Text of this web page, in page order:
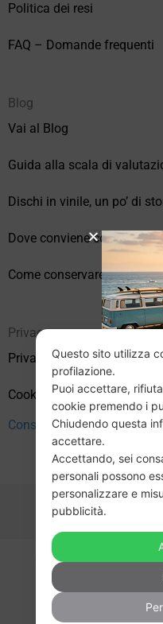
Politica dei resi
FAQ – Domande frequenti
Blog
Vai al Blog
Guida alla scala di
Dischi in vinile, un po’ di
Dove conviene comprare
Come conservare
Privacy
Privacy Policy
Cookie Policy (UE)
Consenso
Copyright © 2026
Questo sito utilizza
profilazione.
Puoi accettare,
cookie premendo i
Chiudendo questa
accettare.
Accettando, sei
personali possono
personalizzare e
pubblicità.
Dal 29
pausa